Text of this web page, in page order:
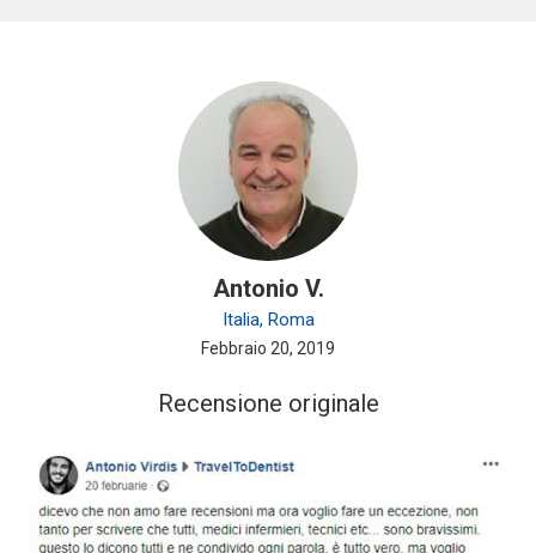
Antonio V.
Italia, Roma
Febbraio 20, 2019
Recensione originale